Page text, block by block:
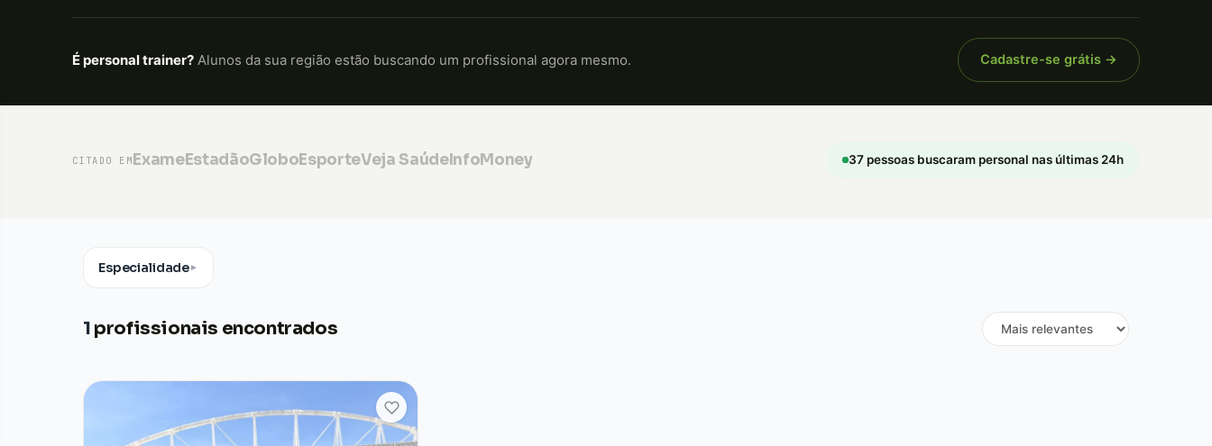
É personal trainer? Alunos da sua região estão buscando um profissional agora mesmo. Cadastre-se grátis →
CITADO EM ExameEstadãoGloboEsporteVeja SaúdeInfoMoney 37 pessoas buscaram personal nas últimas 24h
Especialidade▼
1 profissionais encontrados